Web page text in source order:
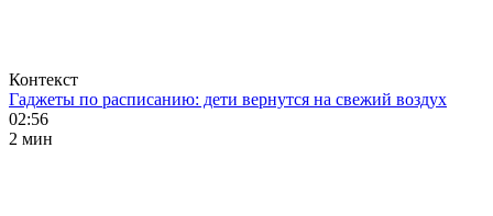
Контекст
Гаджеты по расписанию: дети вернутся на свежий воздух
02:56
2 мин